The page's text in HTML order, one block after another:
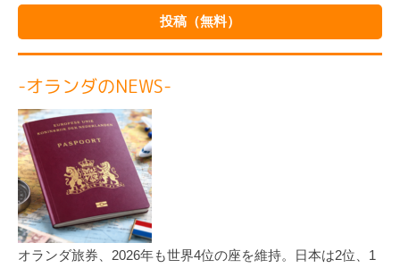
投稿（無料）
-オランダのNEWS-
オランダ旅券、2026年も世界4位の座を維持。日本は2位、1